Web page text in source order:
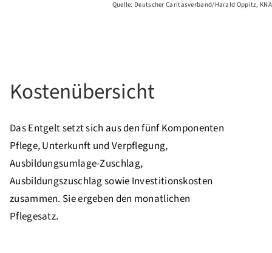
Quelle: Deutscher Caritasverband/Harald Oppitz, KNA
Kostenübersicht
Das Entgelt setzt sich aus den fünf Komponenten
Pflege, Unterkunft und Verpflegung,
Ausbildungsumlage-Zuschlag,
Ausbildungszuschlag sowie Investitionskosten
zusammen. Sie ergeben den monatlichen
Pflegesatz.